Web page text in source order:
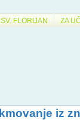
FLORIJAN ZA
iz